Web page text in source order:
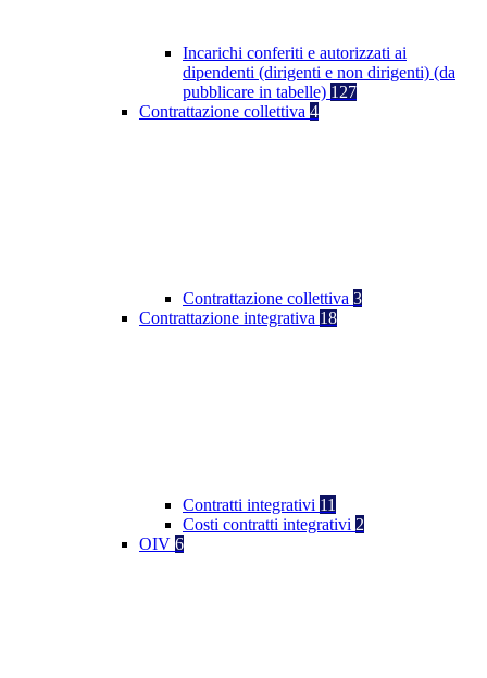
Incarichi conferiti e autorizzati ai
dipendenti (dirigenti e non dirigenti) (da
pubblicare in tabelle) 127
Contrattazione collettiva 4
Contrattazione collettiva 3
Contrattazione integrativa 18
Contratti integrativi 11
Costi contratti integrativi 2
OIV 6